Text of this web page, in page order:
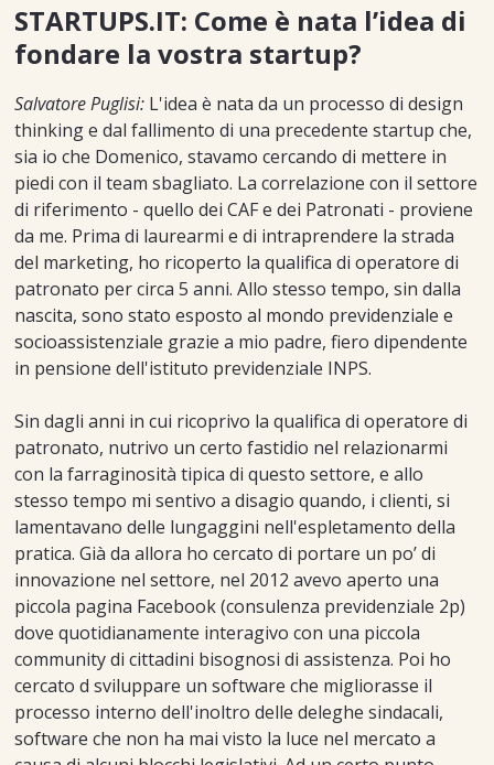
STARTUPS.IT: Come è nata l’idea di
fondare la vostra startup?
Salvatore Puglisi: L'idea è nata da un processo di design
thinking e dal fallimento di una precedente startup che,
sia io che Domenico, stavamo cercando di mettere in
piedi con il team sbagliato. La correlazione con il settore
di riferimento - quello dei CAF e dei Patronati - proviene
da me. Prima di laurearmi e di intraprendere la strada
del marketing, ho ricoperto la qualifica di operatore di
patronato per circa 5 anni. Allo stesso tempo, sin dalla
nascita, sono stato esposto al mondo previdenziale e
socioassistenziale grazie a mio padre, fiero dipendente
in pensione dell'istituto previdenziale INPS.
Sin dagli anni in cui ricoprivo la qualifica di operatore di
patronato, nutrivo un certo fastidio nel relazionarmi
con la farraginosità tipica di questo settore, e allo
stesso tempo mi sentivo a disagio quando, i clienti, si
lamentavano delle lungaggini nell'espletamento della
pratica. Già da allora ho cercato di portare un po’ di
innovazione nel settore, nel 2012 avevo aperto una
piccola pagina Facebook (consulenza previdenziale 2p)
dove quotidianamente interagivo con una piccola
community di cittadini bisognosi di assistenza. Poi ho
cercato d sviluppare un software che migliorasse il
processo interno dell'inoltro delle deleghe sindacali,
software che non ha mai visto la luce nel mercato a